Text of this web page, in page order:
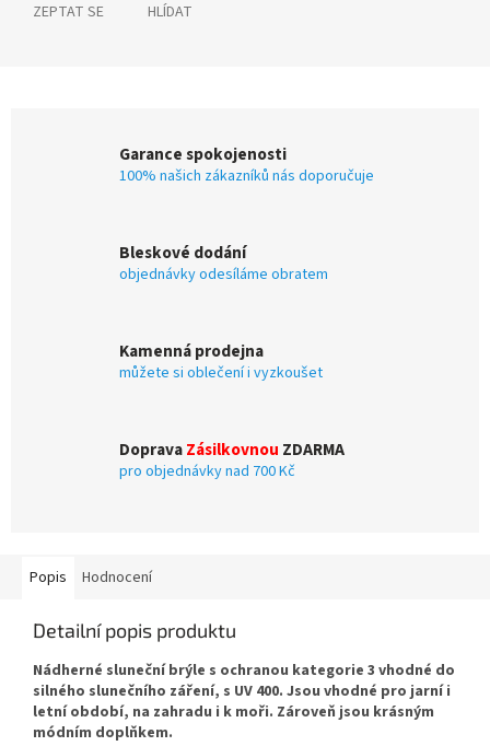
ZEPTAT SE HLÍDAT
Garance spokojenosti
100% našich zákazníků nás doporučuje
Bleskové dodání
objednávky odesíláme obratem
Kamenná prodejna
můžete si oblečení i vyzkoušet
DopravaZásilkovnou ZDARMA
pro objednávky nad 700 Kč
Popis Hodnocení
Detailní popis produktu
Nádherné sluneční brýle s ochranou kategorie 3 vhodné do
silného slunečního záření, s UV 400. Jsou vhodné pro jarní i
letní období, na zahradu i k moři. Zároveň jsou krásným
módním doplňkem.